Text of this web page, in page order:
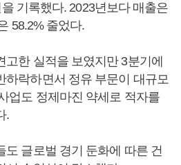
기록했다. 2023년보다 매출은
58.2% 줄었다.
한 실적을 보였지만 3분기에
하락하면서 정유 부문이 대규모
업도 정제마진 약세로 적자를
.
도 글로벌 경기 둔화에 따른 건